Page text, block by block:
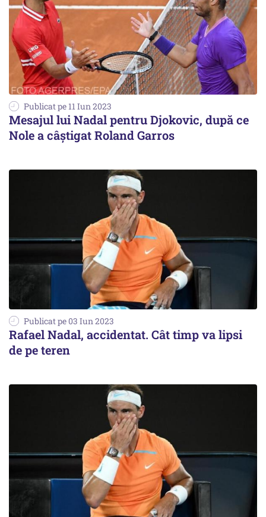
Publicat pe 11 Iun 2023
Mesajul lui Nadal pentru Djokovic, după ce
Nole a câștigat Roland Garros
Publicat pe 03 Iun 2023
Rafael Nadal, accidentat. Cât timp va lipsi
de pe teren